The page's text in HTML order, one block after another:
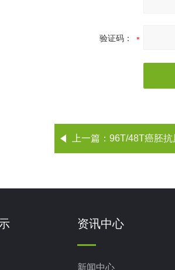
验证码：
上一篇： 96T/48T癌胚
资讯中心
新闻中心